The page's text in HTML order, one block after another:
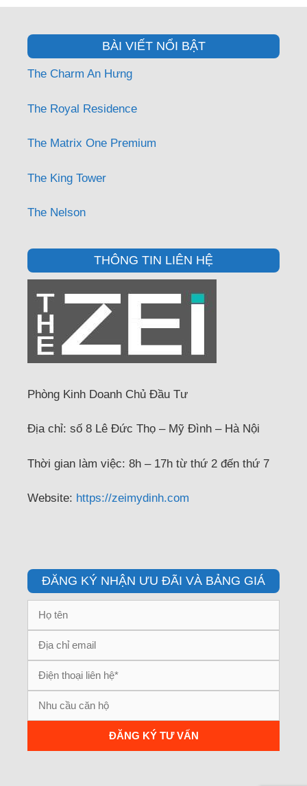
BÀI VIẾT NỔI BẬT
The Charm An Hưng
The Royal Residence
The Matrix One Premium
The King Tower
The Nelson
THÔNG TIN LIÊN HỆ
Phòng Kinh Doanh Chủ Đầu Tư
Địa chỉ: số 8 Lê Đức Thọ – Mỹ Đình – Hà Nội
Thời gian làm việc: 8h – 17h từ thứ 2 đến thứ 7
Website: https://zeimydinh.com
ĐĂNG KÝ NHẬN ƯU ĐÃI VÀ BẢNG GIÁ